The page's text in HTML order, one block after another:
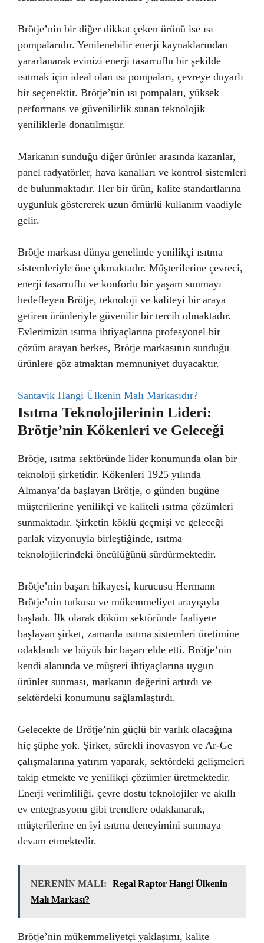
Brötje’nin bir diğer dikkat çeken ürünü ise ısı
pompalarıdır. Yenilenebilir enerji kaynaklarından
yararlanarak evinizi enerji tasarruflu bir şekilde
ısıtmak için ideal olan ısı pompaları, çevreye duyarlı
bir seçenektir. Brötje’nin ısı pompaları, yüksek
performans ve güvenilirlik sunan teknolojik
yeniliklerle donatılmıştır.
Markanın sunduğu diğer ürünler arasında kazanlar,
panel radyatörler, hava kanalları ve kontrol sistemleri
de bulunmaktadır. Her bir ürün, kalite standartlarına
uygunluk göstererek uzun ömürlü kullanım vaadiyle
gelir.
Brötje markası dünya genelinde yenilikçi ısıtma
sistemleriyle öne çıkmaktadır. Müşterilerine çevreci,
enerji tasarruflu ve konforlu bir yaşam sunmayı
hedefleyen Brötje, teknoloji ve kaliteyi bir araya
getiren ürünleriyle güvenilir bir tercih olmaktadır.
Evlerimizin ısıtma ihtiyaçlarına profesyonel bir
çözüm arayan herkes, Brötje markasının sunduğu
ürünlere göz atmaktan memnuniyet duyacaktır.
Santavik Hangi Ülkenin Malı Markasıdır?
Isıtma Teknolojilerinin Lideri:
Brötje’nin Kökenleri ve Geleceği
Brötje, ısıtma sektöründe lider konumunda olan bir
teknoloji şirketidir. Kökenleri 1925 yılında
Almanya’da başlayan Brötje, o günden bugüne
müşterilerine yenilikçi ve kaliteli ısıtma çözümleri
sunmaktadır. Şirketin köklü geçmişi ve geleceği
parlak vizyonuyla birleştiğinde, ısıtma
teknolojilerindeki öncülüğünü sürdürmektedir.
Brötje’nin başarı hikayesi, kurucusu Hermann
Brötje’nin tutkusu ve mükemmeliyet arayışıyla
başladı. İlk olarak döküm sektöründe faaliyete
başlayan şirket, zamanla ısıtma sistemleri üretimine
odaklandı ve büyük bir başarı elde etti. Brötje’nin
kendi alanında ve müşteri ihtiyaçlarına uygun
ürünler sunması, markanın değerini artırdı ve
sektördeki konumunu sağlamlaştırdı.
Gelecekte de Brötje’nin güçlü bir varlık olacağına
hiç şüphe yok. Şirket, sürekli inovasyon ve Ar-Ge
çalışmalarına yatırım yaparak, sektördeki gelişmeleri
takip etmekte ve yenilikçi çözümler üretmektedir.
Enerji verimliliği, çevre dostu teknolojiler ve akıllı
ev entegrasyonu gibi trendlere odaklanarak,
müşterilerine en iyi ısıtma deneyimini sunmaya
devam etmektedir.
NERENİN MALI:
Regal Raptor Hangi Ülkenin
Malı Markası?
Brötje’nin mükemmeliyetçi yaklaşımı, kalite